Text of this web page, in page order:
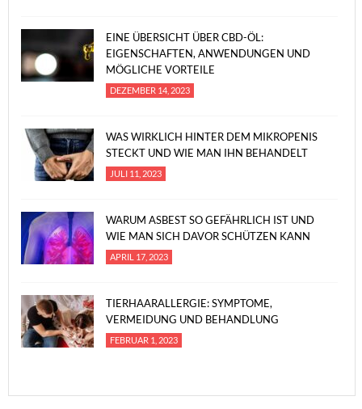
EINE ÜBERSICHT ÜBER CBD-ÖL:
EIGENSCHAFTEN, ANWENDUNGEN UND
MÖGLICHE VORTEILE
DEZEMBER 14, 2023
WAS WIRKLICH HINTER DEM MIKROPENIS
STECKT UND WIE MAN IHN BEHANDELT
JULI 11, 2023
WARUM ASBEST SO GEFÄHRLICH IST UND
WIE MAN SICH DAVOR SCHÜTZEN KANN
APRIL 17, 2023
TIERHAARALLERGIE: SYMPTOME,
VERMEIDUNG UND BEHANDLUNG
FEBRUAR 1, 2023